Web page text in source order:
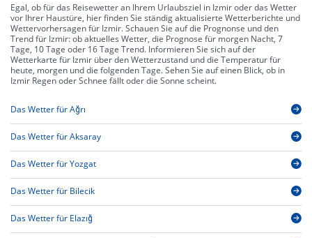
Egal, ob für das Reisewetter an Ihrem Urlaubsziel in Izmir oder das Wetter
vor Ihrer Haustüre, hier finden Sie ständig aktualisierte Wetterberichte und
Wettervorhersagen für Izmir. Schauen Sie auf die Prognonse und den
Trend für Izmir: ob aktuelles Wetter, die Prognose für morgen Nacht, 7
Tage, 10 Tage oder 16 Tage Trend. Informieren Sie sich auf der
Wetterkarte für Izmir über den Wetterzustand und die Temperatur für
heute, morgen und die folgenden Tage. Sehen Sie auf einen Blick, ob in
Izmir Regen oder Schnee fällt oder die Sonne scheint.
Das Wetter für Ağrı
Das Wetter für Aksaray
Das Wetter für Yozgat
Das Wetter für Bilecik
Das Wetter für Elazığ